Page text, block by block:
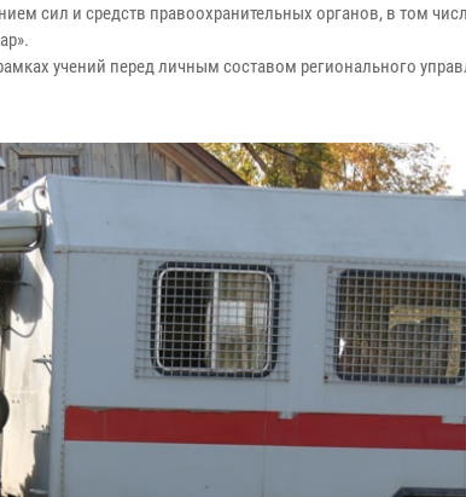
сил и средств правоохранительных органов, в том
учений перед личным составом регионального